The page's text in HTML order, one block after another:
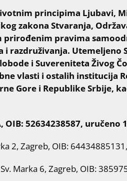
principima Ljubavi,
zakona Stvaranja,
pravima
i razdruživanja. Utemeljeno
i Suvereniteta Živog
vlasti i ostalih institucija
Gore i Republike Srbije,
OIB: 52634238587, uručeno
2, Zagreb, OIB:
Sv. Marka 6, Zagreb, OIB: